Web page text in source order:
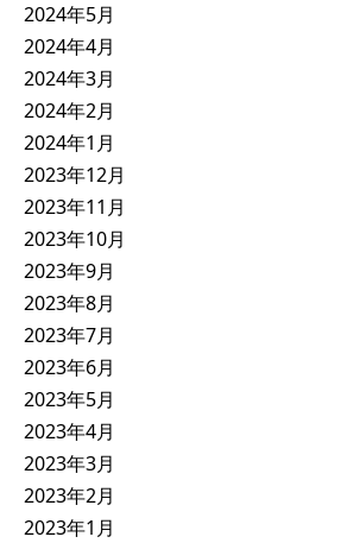
2024年5月
2024年4月
2024年3月
2024年2月
2024年1月
2023年12月
2023年11月
2023年10月
2023年9月
2023年8月
2023年7月
2023年6月
2023年5月
2023年4月
2023年3月
2023年2月
2023年1月